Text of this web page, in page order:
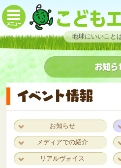
地球にいいこと
お知らせ
メディアでの紹介
リアルヴォイス